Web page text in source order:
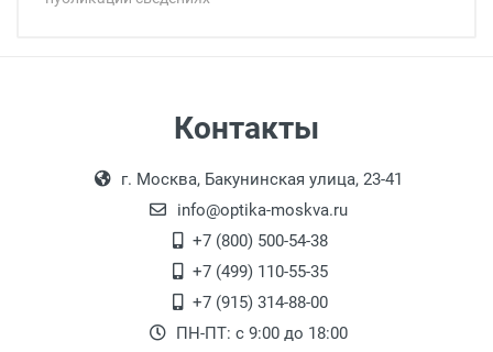
Оплата товара производится
наличными непосредственно на пункте
выдачи товара.
18:00, по субботам с 11:00 до 15:00, в
офисе по адресу: г. Москва,
Переведеновский переулок 17, корпус 1,
второй этаж, тел. +7 (499) 110-55-35.
После того, как заказ поступает в пункт
выдачи, наш менеджер связывается с
клиентом и оповещает о поступлении
Контакты
г. Москва, Бакунинская улица, 23-41
info@optika-moskva.ru
+7 (800) 500-54-38
+7 (499) 110-55-35
+7 (915) 314-88-00
ПН-ПТ: с 9:00 до 18:00